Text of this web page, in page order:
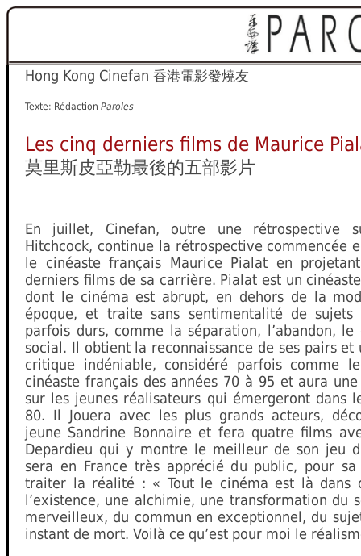
Hong Kong Cinefan 香港電影發燒友
Texte: Rédaction Paroles
Les cinq derniers films de Maurice
莫里斯皮亞勒最後的五部影片
En juillet, Cinefan, outre une rétrospective
Hitchcock, continue la rétrospective commencée
le cinéaste français Maurice Pialat en
derniers films de sa carrière. Pialat est un
dont le cinéma est abrupt, en dehors de la
époque, et traite sans sentimentalité de sujets
parfois durs, comme la séparation, l’abandon, le
social. Il obtient la reconnaissance de ses pairs et
critique indéniable, considéré parfois comme
cinéaste français des années 70 à 95 et aura
sur les jeunes réalisateurs qui émergeront dans
80. Il Jouera avec les plus grands acteurs,
jeune Sandrine Bonnaire et fera quatre films
Depardieu qui y montre le meilleur de son jeu
sera en France très apprécié du public, pour
traiter la réalité : « Tout le cinéma est là dans
l’existence, une alchimie, une transformation du
merveilleux, du commun en exceptionnel, du
instant de mort. Voilà ce qu’est pour moi le